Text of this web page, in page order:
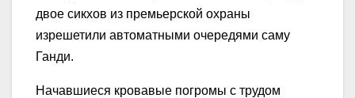
двое сикхов из премьерской охраны
изрешетили автоматными очередями саму
Ганди.
Начавшиеся кровавые погромы с трудом